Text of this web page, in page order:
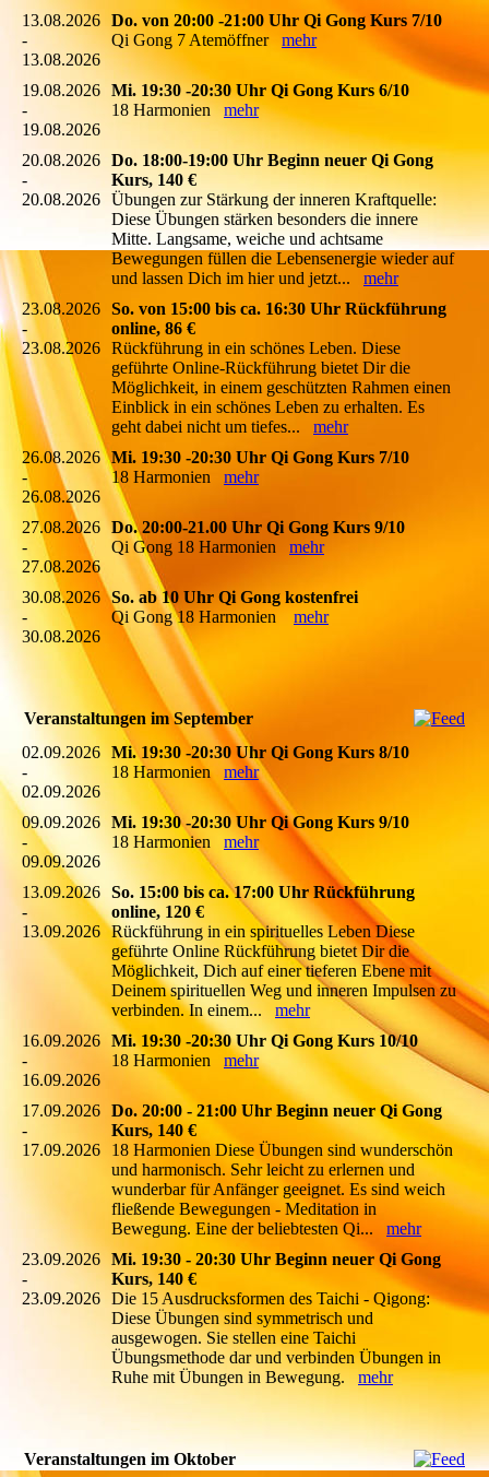
13.08.2026
-
13.08.2026
Do. von 20:00 -21:00 Uhr Qi Gong Kurs 7/10
Qi Gong 7 Atemöffner mehr
19.08.2026
-
19.08.2026
Mi. 19:30 -20:30 Uhr Qi Gong Kurs 6/10
18 Harmonienmehr
20.08.2026
-
20.08.2026
Do. 18:00-19:00 Uhr Beginn neuer Qi Gong
Kurs, 140 €
Übungen zur Stärkung der inneren Kraftquelle:
Diese Übungen stärken besonders die innere
Mitte. Langsame, weiche und achtsame
Bewegungen füllen die Lebensenergie wieder auf
und lassen Dich im hier und jetzt... mehr
23.08.2026
-
23.08.2026
So. von 15:00 bis ca. 16:30 Uhr Rückführung
online, 86 €
Rückführung in ein schönes Leben. Diese
geführte Online-Rückführung bietet Dir die
Möglichkeit, in einem geschützten Rahmen einen
Einblick in ein schönes Leben zu erhalten. Es
geht dabei nicht um tiefes... mehr
26.08.2026
-
26.08.2026
Mi. 19:30 -20:30 Uhr Qi Gong Kurs 7/10
18 Harmonien mehr
27.08.2026
-
27.08.2026
Do. 20:00-21.00 Uhr Qi Gong Kurs 9/10
Qi Gong 18 Harmonien mehr
30.08.2026
-
30.08.2026
So. ab 10 Uhr Qi Gong kostenfrei
Qi Gong 18 Harmonien mehr
Veranstaltungen im September
02.09.2026
-
02.09.2026
Mi. 19:30 -20:30 Uhr Qi Gong Kurs 8/10
18 Harmonien mehr
09.09.2026
-
09.09.2026
Mi. 19:30 -20:30 Uhr Qi Gong Kurs 9/10
18 Harmonien mehr
13.09.2026
-
13.09.2026
So. 15:00 bis ca. 17:00 Uhr Rückführung
online, 120 €
Rückführung in ein spirituelles Leben Diese
geführte Online Rückführung bietet Dir die
Möglichkeit, Dich auf einer tieferen Ebene mit
Deinem spirituellen Weg und inneren Impulsen zu
verbinden. In einem... mehr
16.09.2026
-
16.09.2026
Mi. 19:30 -20:30 Uhr Qi Gong Kurs 10/10
18 Harmonien mehr
17.09.2026
-
17.09.2026
Do. 20:00 - 21:00 Uhr Beginn neuer Qi Gong
Kurs, 140 €
18 Harmonien Diese Übungen sind wunderschön
und harmonisch. Sehr leicht zu erlernen und
wunderbar für Anfänger geeignet. Es sind weich
fließende Bewegungen - Meditation in
Bewegung. Eine der beliebtesten Qi... mehr
23.09.2026
-
23.09.2026
Mi. 19:30 - 20:30 Uhr Beginn neuer Qi Gong
Kurs, 140 €
Die 15 Ausdrucksformen des Taichi - Qigong:
Diese Übungen sind symmetrisch und
ausgewogen. Sie stellen eine Taichi
Übungsmethode dar und verbinden Übungen in
Ruhe mit Übungen in Bewegung. mehr
Veranstaltungen im Oktober